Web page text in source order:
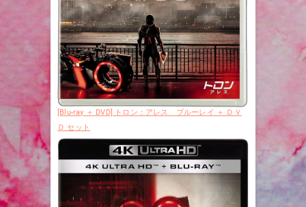
[Blu-ray ＋ DVD] トロン：アレス ブルーレイ ＋ ＤＶ
Ｄ セット